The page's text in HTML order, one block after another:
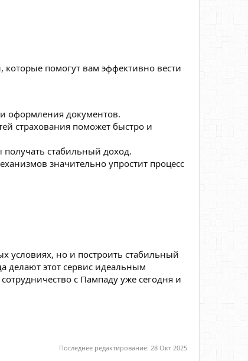
которые помогут вам эффективно вести
оформления документов.
страхования поможет быстро и
стабильный доход.
значительно упростит процесс
условиях, но и построить стабильный
делают этот сервис идеальным
с Пампаду уже сегодня и
Последнее редактирование: 28 Окт 2025